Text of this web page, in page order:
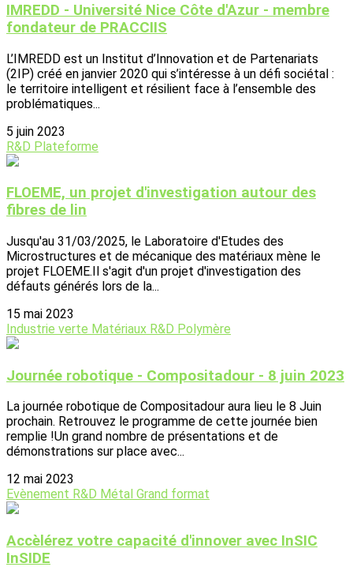
IMREDD - Université Nice Côte d'Azur - membre
fondateur de PRACCIIS
L’IMREDD est un Institut d’Innovation et de Partenariats
(2IP) créé en janvier 2020 qui s’intéresse à un défi sociétal :
le territoire intelligent et résilient face à l’ensemble des
problématiques...
5 juin 2023
R&D Plateforme
FLOEME, un projet d'investigation autour des
fibres de lin
Jusqu'au 31/03/2025, le Laboratoire d'Etudes des
Microstructures et de mécanique des matériaux mène le
projet FLOEME.Il s'agit d'un projet d'investigation des
défauts générés lors de la...
15 mai 2023
Industrie verte Matériaux R&D Polymère
Journée robotique - Compositadour - 8 juin 2023
La journée robotique de Compositadour aura lieu le 8 Juin
prochain. Retrouvez le programme de cette journée bien
remplie !Un grand nombre de présentations et de
démonstrations sur place avec...
12 mai 2023
Evènement R&D Métal Grand format
Accèlérez votre capacité d'innover avec InSIC
InSIDE